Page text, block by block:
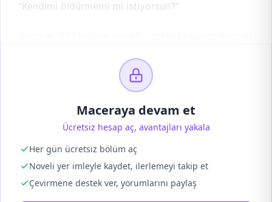
“Kendimi öldürmemi mi istiyorsun?”
Maceraya devam et
Ücretsiz hesap aç, avantajları yakala
Her gün ücretsiz bölüm aç
Noveli yer imleyle kaydet, ilerlemeyi takip et
Çevirmene destek ver, yorumlarını paylaş